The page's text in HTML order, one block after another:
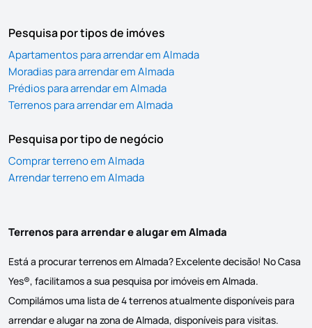
Pesquisa por tipos de imóves
Apartamentos para arrendar em Almada
Moradias para arrendar em Almada
Prédios para arrendar em Almada
Terrenos para arrendar em Almada
Pesquisa por tipo de negócio
Comprar terreno em Almada
Arrendar terreno em Almada
Terrenos para arrendar e alugar em Almada
Está a procurar terrenos em Almada? Excelente decisão! No Casa
Yes®, facilitamos a sua pesquisa por imóveis em Almada.
Compilámos uma lista de 4 terrenos atualmente disponíveis para
arrendar e alugar na zona de Almada, disponíveis para visitas.